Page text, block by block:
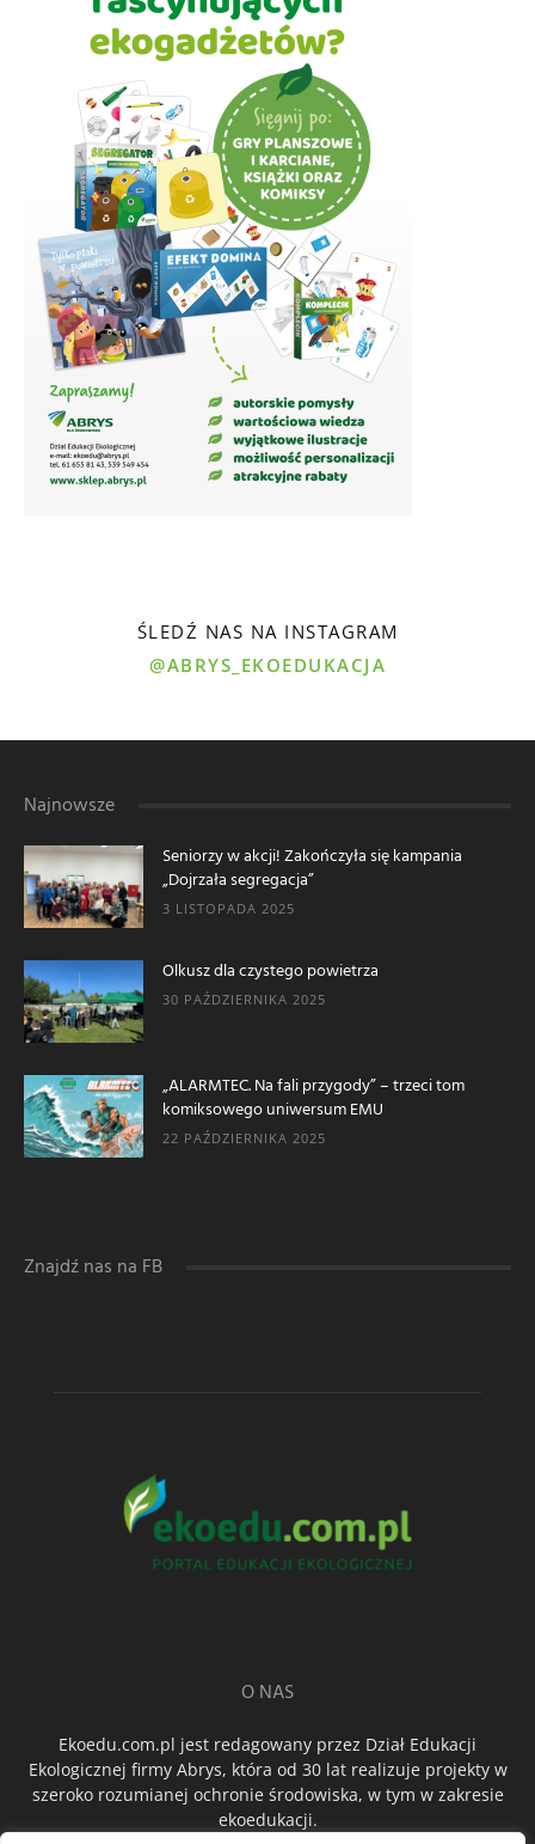
ŚLEDŹ NAS NA INSTAGRAM
@ABRYS_EKOEDUKACJA
Najnowsze
Seniorzy w akcji! Zakończyła się kampania
„Dojrzała segregacja”
3 LISTOPADA 2025
Olkusz dla czystego powietrza
30 PAŹDZIERNIKA 2025
„ALARMTEC. Na fali przygody” – trzeci tom
komiksowego uniwersum EMU
22 PAŹDZIERNIKA 2025
Znajdź nas na FB
O NAS
Ekoedu.com.pl jest redagowany przez Dział Edukacji
Ekologicznej firmy Abrys, która od 30 lat realizuje projekty w
szeroko rozumianej ochronie środowiska, w tym w zakresie
ekoedukacji.